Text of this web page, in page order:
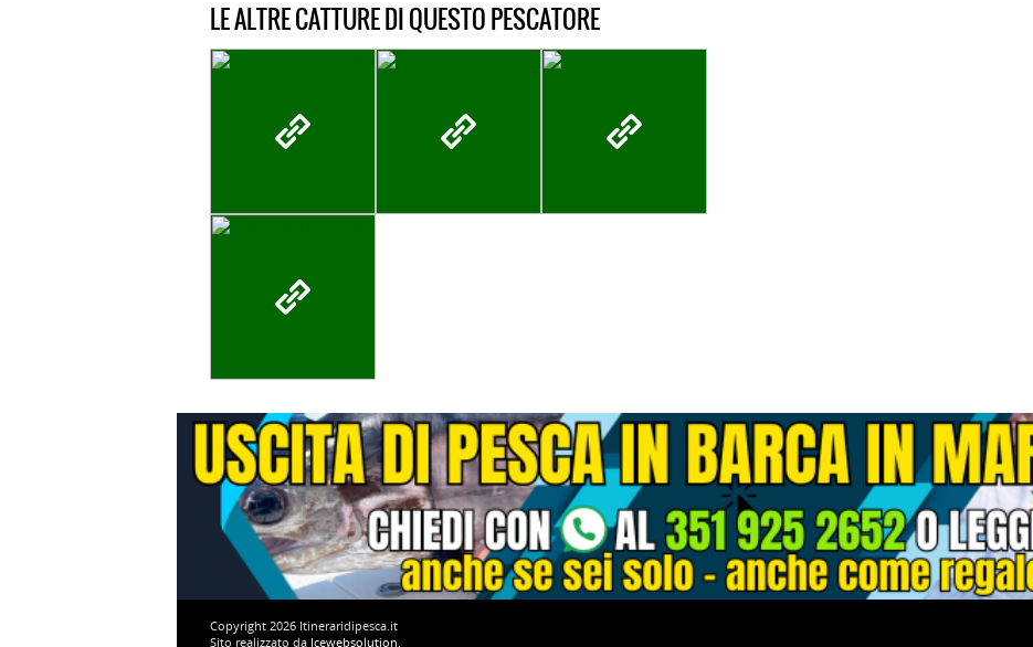
LE ALTRE CATTURE DI QUESTO PESCATORE
Copyright 2026 Itineraridipesca.it
Sito realizzato da Icewebsolution.